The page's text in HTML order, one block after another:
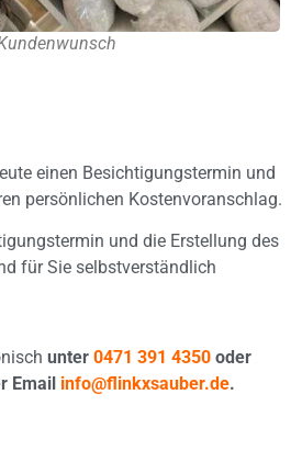
einen Besichtigungstermin und
persönlichen Kostenvoranschlag.
und die Erstellung des
für Sie selbstverständlich
unter 0471 391 4350 oder
Email info@flinkxsauber.de.